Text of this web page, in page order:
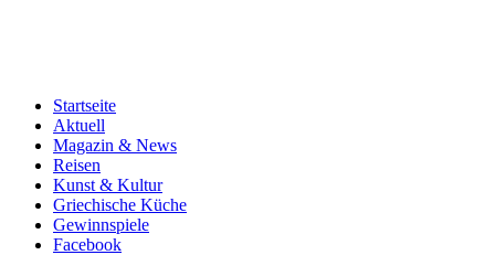
Startseite
Aktuell
Magazin & News
Reisen
Kunst & Kultur
Griechische Küche
Gewinnspiele
Facebook